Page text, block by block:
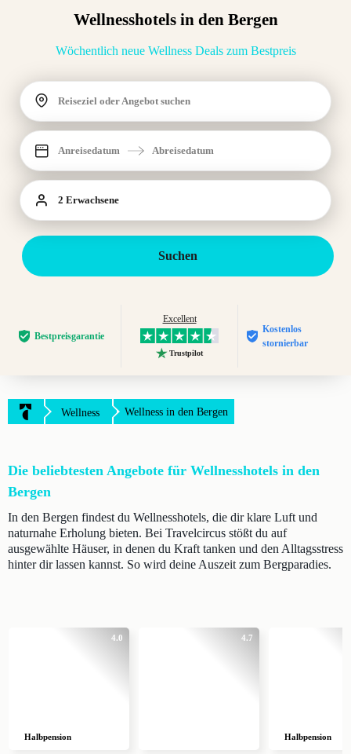
Wellnesshotels in den Bergen
Wöchentlich neue Wellness Deals zum Bestpreis
Reiseziel oder Angebot suchen
Anreisedatum Abreisedatum
2 Erwachsene
Suchen
Bestpreis­garantie
Excellent
Trustpilot
Kostenlos
stornierbar
Wellness Wellness in den Bergen
Die beliebtesten Angebote für Wellnesshotels in den
Bergen
In den Bergen findest du Wellnesshotels, die dir klare Luft und
naturnahe Erholung bieten. Bei Travelcircus stößt du auf
ausgewählte Häuser, in denen du Kraft tanken und den Alltagsstress
hinter dir lassen kannst. So wird deine Auszeit zum Bergparadies.
4.0
Halbpension
4.7
Halbpension